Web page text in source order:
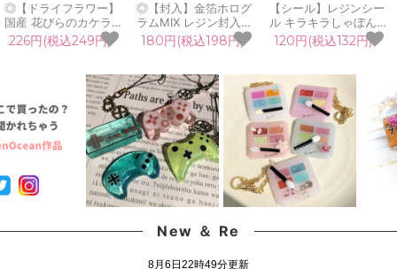
◎【ドライフラワー】
国産 花びらのカケラ
MIX プリザーブドフラ
ワー レジン封入素材 封
GreenOceanオリジナ
ルブレンド♪《選べる
18色》
226円(税込249円)
◎【封入】金箔ホログ
ラムMIX レジン封入素
材 封入パーツ フレーク
デコパーツ ケース入り
シャカ キラキラ ネイル
UVレジン 手芸 クラフ
ト《選べる6色》
180円(税込198円)
【シール】レジンシー
ル キラキラしゃぼん玉
シール ホログラム 透明
クリア シャボン玉 泡
ーツ UVレジン クラフ
ト 手芸 ハンドメイド
《選べる4種》
120円(税込132円)
New ＆ Re